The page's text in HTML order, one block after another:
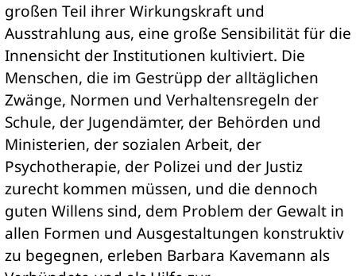
großen Teil ihrer Wirkungskraft und
Ausstrahlung aus, eine große Sensibilität für die
Innensicht der Institutionen kultiviert. Die
Menschen, die im Gestrüpp der alltäglichen
Zwänge, Normen und Verhaltensregeln der
Schule, der Jugendämter, der Behörden und
Ministerien, der sozialen Arbeit, der
Psychotherapie, der Polizei und der Justiz
zurecht kommen müssen, und die dennoch
guten Willens sind, dem Problem der Gewalt in
allen Formen und Ausgestaltungen konstruktiv
zu begegnen, erleben Barbara Kavemann als